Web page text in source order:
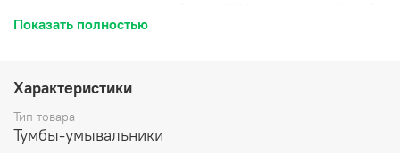
глянцевой эмалью. Тумба подготовлена для
глянец Габариты (ШхВхГ): 600*860*400 мм
Комплектация: раковина Fest 60 Инструкция для
мебели для ванных комнат COMFORTY Схема монтажа
и подключения коммуникаций
Показать полностью
Характеристики
Тип товара
Тумбы-умывальники